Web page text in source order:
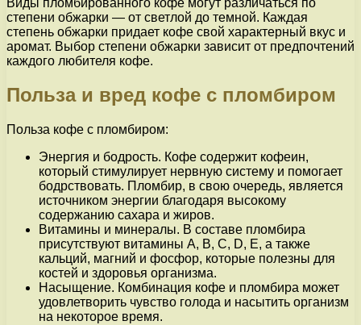
степени обжарки — от светлой до темной. Каждая
степень обжарки придает кофе свой характерный вкус и
аромат. Выбор степени обжарки зависит от предпочтений
каждого любителя кофе.
Польза и вред кофе с пломбиром
Польза кофе с пломбиром:
Энергия и бодрость. Кофе содержит кофеин,
который стимулирует нервную систему и помогает
бодрствовать. Пломбир, в свою очередь, является
источником энергии благодаря высокому
содержанию сахара и жиров.
Витамины и минералы. В составе пломбира
присутствуют витамины А, В, С, D, E, а также
кальций, магний и фосфор, которые полезны для
костей и здоровья организма.
Насыщение. Комбинация кофе и пломбира может
удовлетворить чувство голода и насытить организм
на некоторое время.